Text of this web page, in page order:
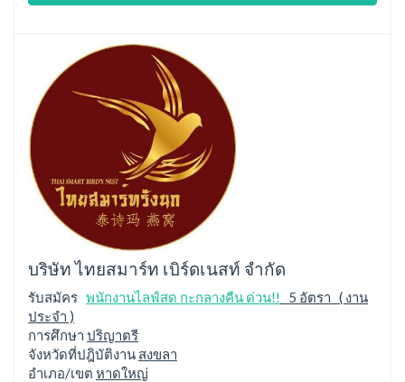
บริษัท ไทยสมาร์ท เบิร์ดเนสท์ จำกัด
รับสมัคร พนักงานไลฟ์สด กะกลางคืน ด่วน!!
5 อัตรา ( งาน
ประจำ )
การศึกษา ปริญาตรี
จังหวัดที่ปฎิบัติงาน สงขลา
อำเภอ/เขต หาดใหญ่